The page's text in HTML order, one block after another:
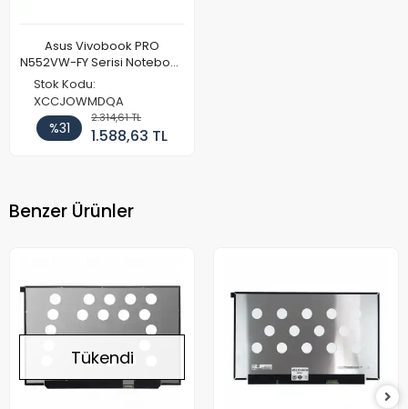
Asus Vivobook PRO
N552VW-FY Serisi Notebook
Ekran Paneli (IPS)
Stok Kodu:
XCCJOWMDQA
%31
2.314,61 TL
1.588,63 TL
Benzer Ürünler
Tükendi